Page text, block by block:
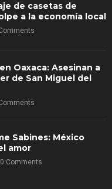
de casetas de
a la economía local
Oaxaca: Asesinan a
de San Miguel del
Sabines: México
amor
0 Comments